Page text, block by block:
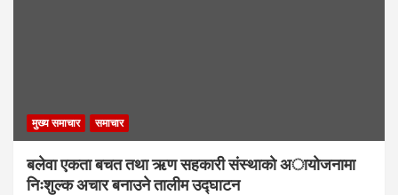
मुख्य समाचार समाचार
बलेवा एकता बचत तथा ऋण सहकारी स‍ंस्थाकाे अायाेजनामा
निःशुल्क अचार बनाउने तालीम उद्घाटन